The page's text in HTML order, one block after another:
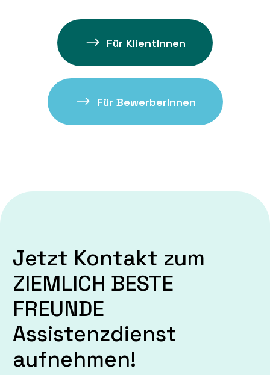
Für KlientInnen
Für BewerberInnen
Jetzt Kontakt zum
ZIEMLICH BESTE
FREUNDE
Assistenzdienst
aufnehmen!